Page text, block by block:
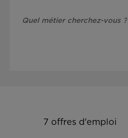
7 offres d'emploi